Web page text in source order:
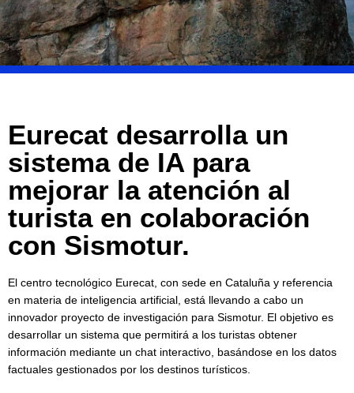
Eurecat desarrolla un
sistema de IA para
mejorar la atención al
turista en colaboración
con Sismotur.
El centro tecnológico Eurecat, con sede en Cataluña y referencia
en materia de inteligencia artificial, está llevando a cabo un
innovador proyecto de investigación para Sismotur. El objetivo es
desarrollar un sistema que permitirá a los turistas obtener
información mediante un chat interactivo, basándose en los datos
factuales gestionados por los destinos turísticos.